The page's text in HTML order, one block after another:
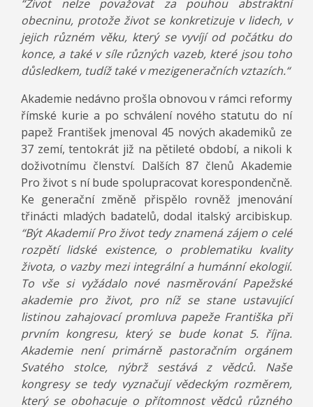
“Život nelze považovat za pouhou abstraktní
obecninu, protože život se konkretizuje v lidech, v
jejich různém věku, který se vyvíjí od počátku do
konce, a také v síle různých vazeb, které jsou toho
důsledkem, tudíž také v mezigeneračních vztazích.“
Akademie nedávno prošla obnovou v rámci reformy
římské kurie a po schválení nového statutu do ní
papež František jmenoval 45 nových akademiků ze
37 zemí, tentokrát již na pětileté období, a nikoli k
doživotnímu členství. Dalších 87 členů Akademie
Pro život s ní bude spolupracovat korespondenčně.
Ke generační změně přispělo rovněž jmenování
třinácti mladých badatelů, dodal italský arcibiskup.
“Být Akademií Pro život tedy znamená zájem o celé
rozpětí lidské existence, o problematiku kvality
života, o vazby mezi integrální a humánní ekologií.
To vše si vyžádalo nové nasměrování Papežské
akademie pro život, pro níž se stane ustavující
listinou zahajovací promluva papeže Františka při
prvním kongresu, který se bude konat 5. října.
Akademie není primárně pastoračním orgánem
Svatého stolce, nýbrž sestává z vědců. Naše
kongresy se tedy vyznačují vědeckým rozměrem,
který se obohacuje o přítomnost vědců různého